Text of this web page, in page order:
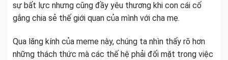
sự bất lực nhưng cũng đầy yêu thương khi con cái cố
gắng chia sẻ thế giới quan của mình với cha mẹ.
Qua lăng kính của meme này, chúng ta nhìn thấy rõ hơn
những thách thức mà các thế hệ phải đối mặt trong việc